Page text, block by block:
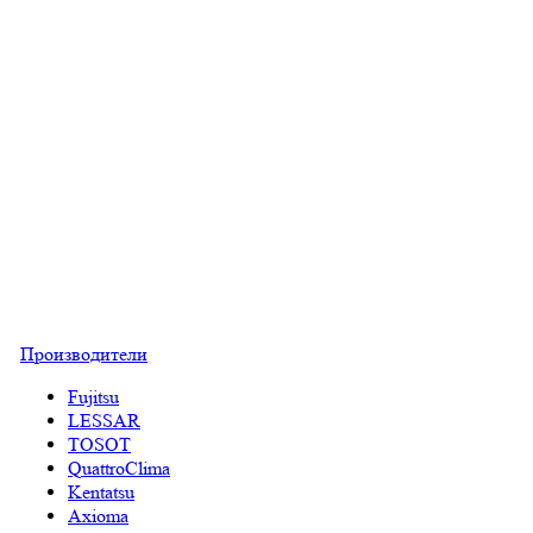
Производители
Fujitsu
LESSAR
TOSOT
QuattroClima
Kentatsu
Axioma